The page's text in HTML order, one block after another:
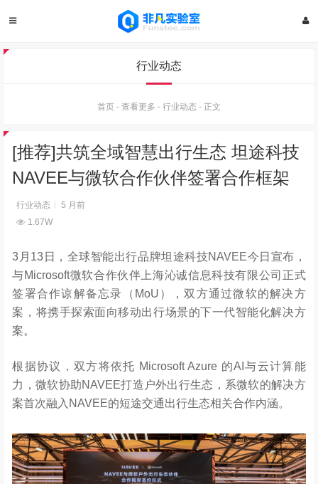
行业动态
首页 - 查看更多 - 行业动态 - 正文
[推荐]共筑全域智慧出行生态 坦途科技
NAVEE与微软合作伙伴签署合作框架
行业动态
5 月前
1.67W
3月13日，全球智能出行品牌坦途科技NAVEE今日宣布，
与Microsoft微软合作伙伴上海沁诚信息科技有限公司正式
签署合作谅解备忘录（MoU），双方通过微软的解决方
案，将携手探索面向移动出行场景的下一代智能化解决方
案。
根据协议，双方将依托 Microsoft Azure 的AI与云计算能
力，微软协助NAVEE打造户外出行生态，系微软的解决方
案首次融入NAVEE的短途交通出行生态相关合作内涵。